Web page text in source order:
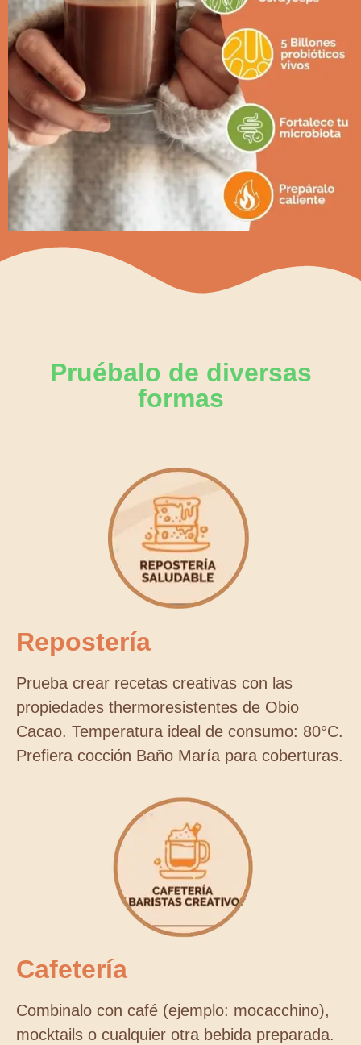
Pruébalo de diversas
formas
Repostería
Prueba crear recetas creativas con las
propiedades thermoresistentes de Obio
Cacao. Temperatura ideal de consumo: 80°C.
Prefiera cocción Baño María para coberturas.
Cafetería
Combinalo con café (ejemplo: mocacchino),
mocktails o cualquier otra bebida preparada.